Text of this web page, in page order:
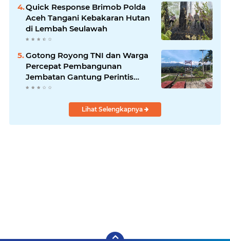
Quick Response Brimob Polda
Aceh Tangani Kebakaran Hutan
di Lembah Seulawah
Gotong Royong TNI dan Warga
Percepat Pembangunan
Jembatan Gantung Perintis
Kuta Ujung Aceh Tenggara
Lihat Selengkapnya